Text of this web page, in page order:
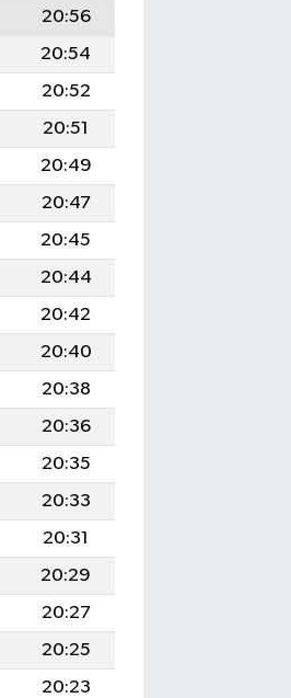
20:56
20:54
20:52
20:51
20:49
20:47
20:45
20:44
20:42
20:40
20:38
20:36
20:35
20:33
20:31
20:29
20:27
20:25
20:23